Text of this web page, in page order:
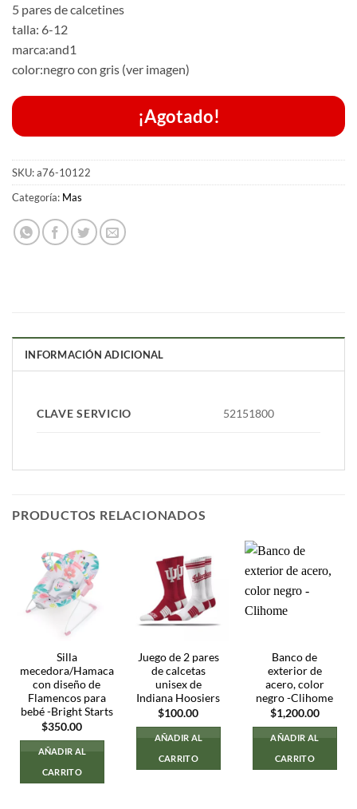
5 pares de calcetines
talla: 6-12
marca:and1
color:negro con gris (ver imagen)
¡Agotado!
SKU:a76-10122
Categoría: Mas
INFORMACIÓN ADICIONAL
CLAVE SERVICIO 52151800
PRODUCTOS RELACIONADOS
Silla
mecedora/Hamaca
con diseño de
Flamencos para
bebé -Bright Starts
$350.00
AÑADIR AL
CARRITO
Juego de 2 pares
de calcetas
unisex de
Indiana Hoosiers
$100.00
AÑADIR AL
CARRITO
Banco de
exterior de
acero, color
negro -Clihome
$1,200.00
AÑADIR AL
CARRITO